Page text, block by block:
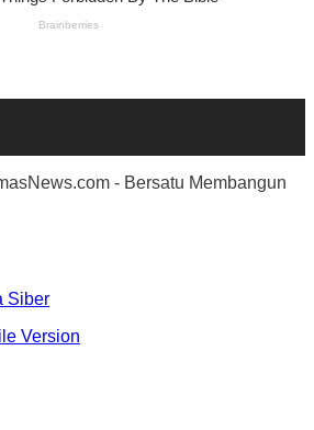
- Bersatu Membangun
Siber
Version